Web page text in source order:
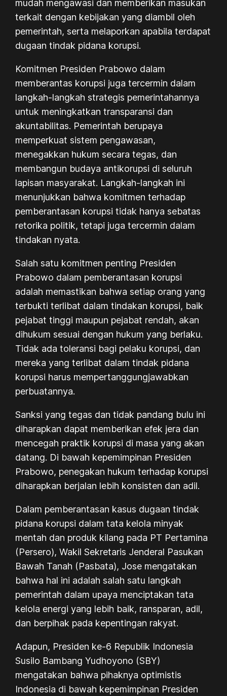
mudah mengawasi dan memberikan masukan
terkait dengan kebijakan yang diambil oleh
pemerintah, serta melaporkan apabila terdapat
dugaan tindak pidana korupsi.
Komitmen Presiden Prabowo dalam
memberantas korupsi juga tercermin dalam
langkah-langkah strategis pemerintahannya
untuk meningkatkan transparansi dan
akuntabilitas. Pemerintah berupaya
memperkuat sistem pengawasan,
menegakkan hukum secara tegas, dan
membangun budaya antikorupsi di seluruh
lapisan masyarakat. Langkah-langkah ini
menunjukkan bahwa komitmen terhadap
pemberantasan korupsi tidak hanya sebatas
retorika politik, tetapi juga tercermin dalam
tindakan nyata.
Salah satu komitmen penting Presiden
Prabowo dalam pemberantasan korupsi
adalah memastikan bahwa setiap orang yang
terbukti terlibat dalam tindakan korupsi, baik
pejabat tinggi maupun pejabat rendah, akan
dihukum sesuai dengan hukum yang berlaku.
Tidak ada toleransi bagi pelaku korupsi, dan
mereka yang terlibat dalam tindak pidana
korupsi harus mempertanggungjawabkan
perbuatannya.
Sanksi yang tegas dan tidak pandang bulu ini
diharapkan dapat memberikan efek jera dan
mencegah praktik korupsi di masa yang akan
datang. Di bawah kepemimpinan Presiden
Prabowo, penegakan hukum terhadap korupsi
diharapkan berjalan lebih konsisten dan adil.
Dalam pemberantasan kasus dugaan tindak
pidana korupsi dalam tata kelola minyak
mentah dan produk kilang pada PT Pertamina
(Persero), Wakil Sekretaris Jenderal Pasukan
Bawah Tanah (Pasbata), Jose mengatakan
bahwa hal ini adalah salah satu langkah
pemerintah dalam upaya menciptakan tata
kelola energi yang lebih baik, ransparan, adil,
dan berpihak pada kepentingan rakyat.
Adapun, Presiden ke-6 Republik Indonesia
Susilo Bambang Yudhoyono (SBY)
mengatakan bahwa pihaknya optimistis
Indonesia di bawah kepemimpinan Presiden